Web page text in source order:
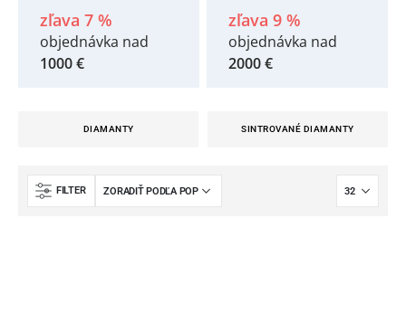
zľava 7 %
objednávka nad
1000 €
zľava 9 %
objednávka nad
2000 €
DIAMANTY SINTROVANÉ DIAMANTY
FILTER